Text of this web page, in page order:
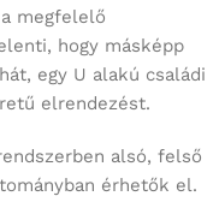
megfelelő
hogy másképp
egy U alakú családi
elrendezést.
alsó, felső
érhetők el.